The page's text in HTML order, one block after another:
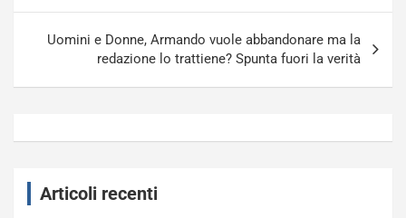
Uomini e Donne, Armando vuole abbandonare ma la
redazione lo trattiene? Spunta fuori la verità
Articoli recenti